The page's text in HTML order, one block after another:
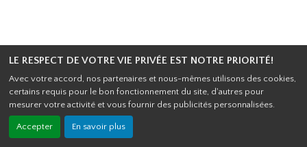
LE RESPECT DE VOTRE VIE PRIVÉE EST NOTRE PRIORITÉ!
Avec votre accord, nos partenaires et nous-mêmes utilisons des cookies,
certains requis pour le bon fonctionnement du site, d'autres pour
mesurer votre activité et vous fournir des publicités personnalisées.
Accepter En savoir plus